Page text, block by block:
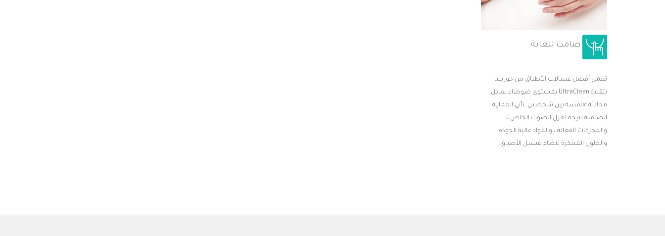
صامت للغاية
تعمل أفضل غسالات الأطباق من جورينيا
بتقنية UltraClean بمستوى ضوضاء يعادل
محادثة هامسة بين شخصين. تأتي العملية
الصامتة نتيجة لعزل الصوت الخاص ،
والمحركات الفعالة ، والمواد عالية الجودة
والحلول المبتكرة لنظام غسيل الأطباق.